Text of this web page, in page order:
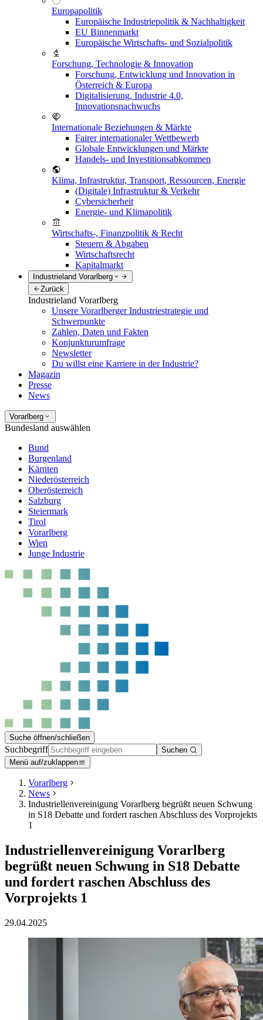
Europapolitik
Europäische Industriepolitik & Nachhaltigkeit
EU Binnenmarkt
Europäische Wirtschafts- und Sozialpolitik
Forschung, Technologie & Innovation
Forschung, Entwicklung und Innovation in
Österreich & Europa
Digitalisierung, Industrie 4.0,
Innovationsnachwuchs
Internationale Beziehungen & Märkte
Fairer internationaler Wettbewerb
Globale Entwicklungen und Märkte
Handels- und Investitionsabkommen
Klima, Infrastruktur, Transport, Ressourcen, Energie
(Digitale) Infrastruktur & Verkehr
Cybersicherheit
Energie- und Klimapolitik
Wirtschafts-, Finanzpolitik & Recht
Steuern & Abgaben
Wirtschaftsrecht
Kapitalmarkt
Industrieland Vorarlberg
Zurück
Industrieland Vorarlberg
Unsere Vorarlberger Industriestrategie und
Schwerpunkte
Zahlen, Daten und Fakten
Konjunkturumfrage
Newsletter
Du willst eine Karriere in der Industrie?
Magazin
Presse
News
Vorarlberg
Bundesland auswählen
Bund
Burgenland
Kärnten
Niederösterreich
Oberösterreich
Salzburg
Steiermark
Tirol
Vorarlberg
Wien
Junge Industrie
Suche öffnen/schließen
Suchbegriff
Suchen
Menü auf/zuklappen
Vorarlberg
News
Industriellenvereinigung Vorarlberg begrüßt neuen Schwung
in S18 Debatte und fordert raschen Abschluss des Vorprojekts
1
Industriellenvereinigung Vorarlberg
begrüßt neuen Schwung in S18 Debatte
und fordert raschen Abschluss des
Vorprojekts 1
29.04.2025